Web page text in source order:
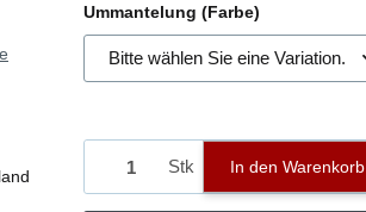
Ummantelung (Farbe)
Bitte wählen Sie eine Variation.
Stk In den Warenkorb